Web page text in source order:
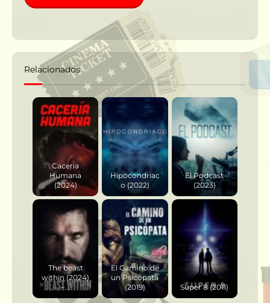
Relacionados
Caceria
Humana
(2024)
Hipocondriac
o (2022)
El Podcast
(2023)
The beast
within (2024)
–...
El Camino de
un Psicópata
(2019)
Super 8 (2011)